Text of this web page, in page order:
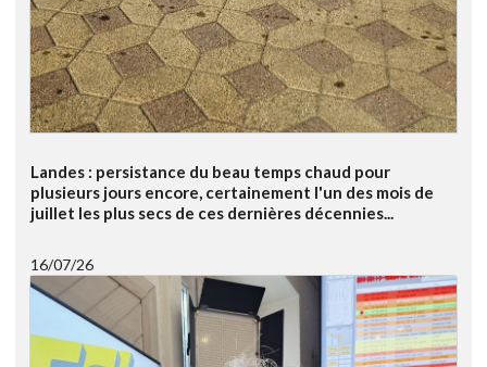
Landes : persistance du beau temps chaud pour
plusieurs jours encore, certainement l'un des mois de
juillet les plus secs de ces dernières décennies...
16/07/26